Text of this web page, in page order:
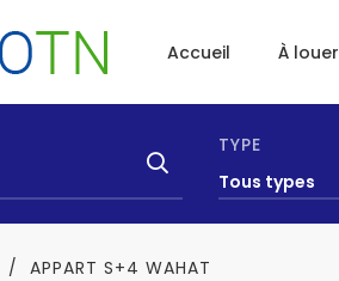
Accueil À louer
TYPE
Tous types
/ APPART S+4 WAHAT